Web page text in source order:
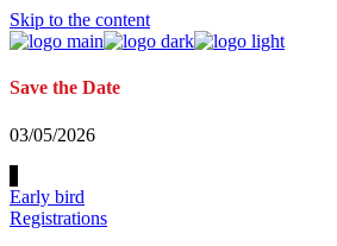
Skip to the content
Save the Date
03/05/2026
Early bird
Registrations